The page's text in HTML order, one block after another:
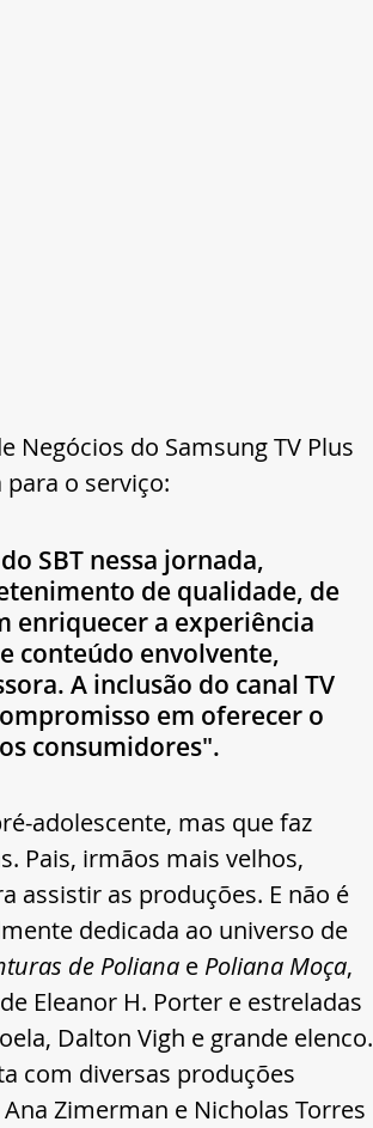
Negócios do Samsung TV Plus
o serviço:
SBT nessa jornada,
de qualidade, de
enriquecer a experiência
conteúdo envolvente,
A inclusão do canal TV
em oferecer o
consumidores".
adolescente, mas que faz
Pais, irmãos mais velhos,
assistir as produções. E não é
dedicada ao universo de
de Poliana e Poliana Moça,
Eleanor H. Porter e estreladas
Dalton Vigh e grande elenco.
com diversas produções
Zimerman e Nicholas Torres